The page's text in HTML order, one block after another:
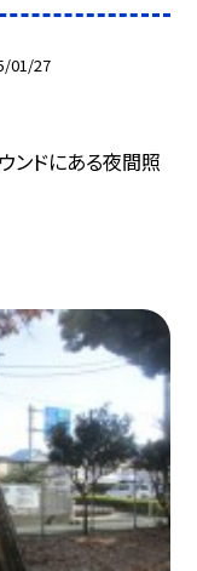
01/27
ンドにある夜間照